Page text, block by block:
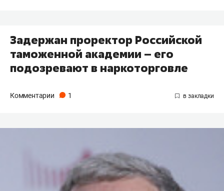
Задержан проректор Российской
таможенной академии – его
подозревают в наркоторговле
Комментарии 1